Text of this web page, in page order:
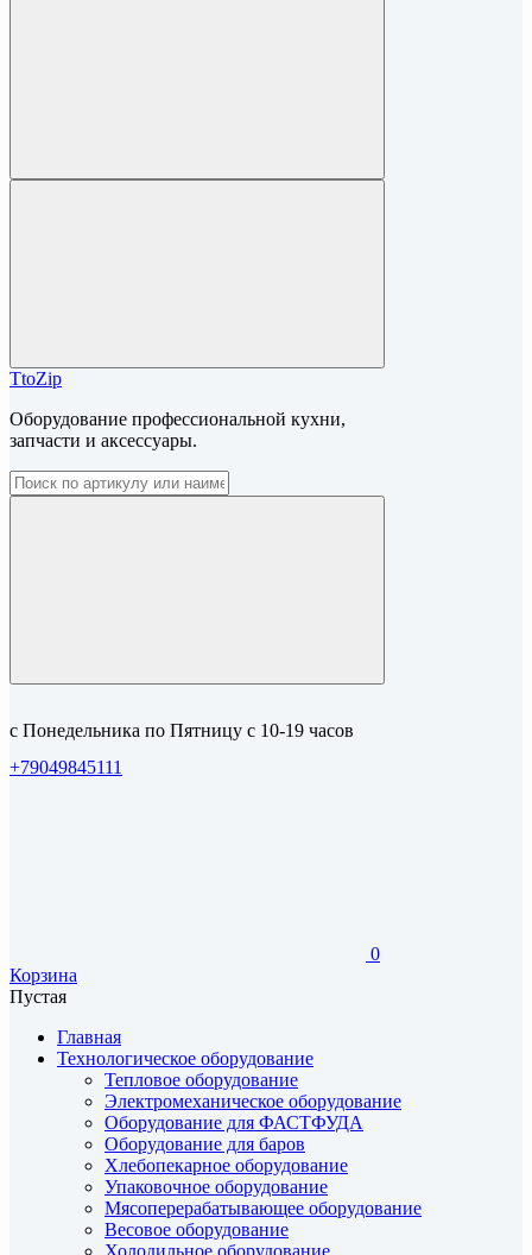
TtoZip
Оборудование профессиональной кухни,
запчасти и аксессуары.
с Понедельника по Пятницу с 10-19 часов
+79049845111
0
Корзина
Пустая
Главная
Технологическое оборудование
Тепловое оборудование
Электромеханическое оборудование
Оборудование для ФАСТФУДА
Оборудование для баров
Хлебопекарное оборудование
Упаковочное оборудование
Мясоперерабатывающее оборудование
Весовое оборудование
Холодильное оборудование